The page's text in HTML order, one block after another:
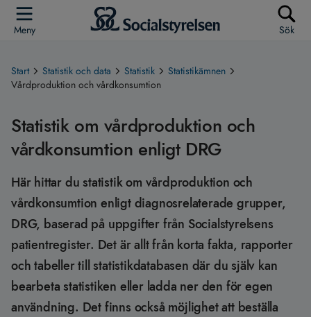
Meny Sök
Start Statistik och data Statistik
Statistikämnen
Vårdproduktion och vårdkonsumtion
Statistik om vårdproduktion och
vårdkonsumtion enligt DRG
Här hittar du statistik om vårdproduktion och
vårdkonsumtion enligt diagnosrelaterade grupper,
DRG, baserad på uppgifter från Socialstyrelsens
patientregister. Det är allt från korta fakta, rapporter
och tabeller till statistikdatabasen där du själv kan
bearbeta statistiken eller ladda ner den för egen
användning. Det finns också möjlighet att beställa